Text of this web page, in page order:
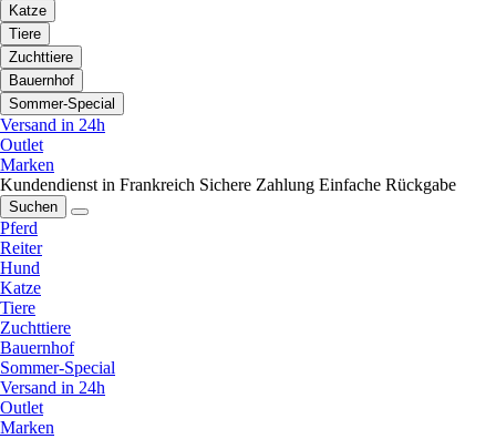
Katze
Tiere
Zuchttiere
Bauernhof
Sommer-Special
Versand in 24h
Outlet
Marken
Kundendienst in Frankreich Sichere Zahlung Einfache Rückgabe
Suchen
Pferd
Reiter
Hund
Katze
Tiere
Zuchttiere
Bauernhof
Sommer-Special
Versand in 24h
Outlet
Marken